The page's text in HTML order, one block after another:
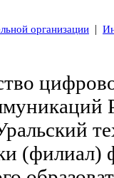
организации |
(филиал)